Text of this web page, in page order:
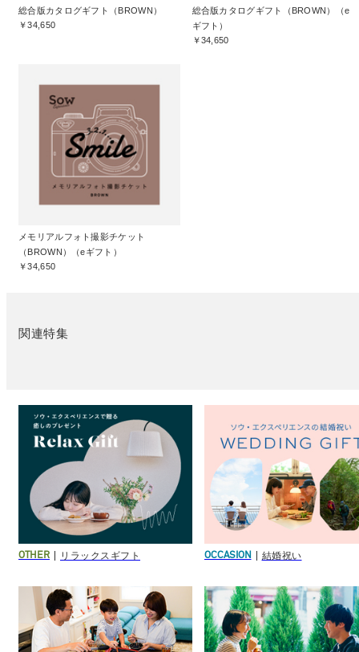
総合版カタログギフト（BROWN）
￥34,650
総合版カタログギフト（BROWN）（e
ギフト）
￥34,650
メモリアルフォト撮影チケット
（BROWN）（eギフト）
￥34,650
関連特集
OTHER リラックスギフト OCCASION 結婚祝い